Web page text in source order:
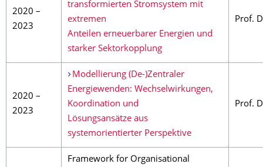
2020 –
2023
transformierten Stromsystem mit
extremen
Anteilen erneuerbarer Energien und
starker Sektorkopplung
Prof.
2020 –
2023
Modellierung (De-)Zentraler
Energiewenden: Wechselwirkungen,
Koordination und
Lösungsansätze aus
systemorientierter Perspektive
Prof.
Framework for Organisational